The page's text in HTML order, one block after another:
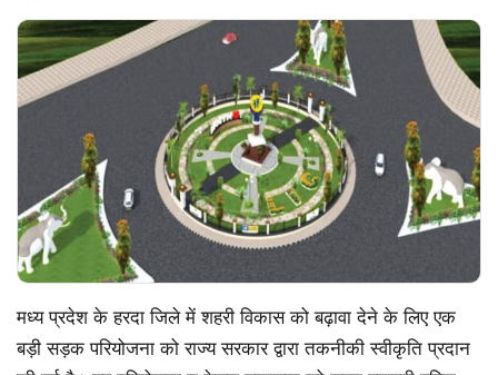
मध्य प्रदेश के हरदा जिले में शहरी विकास को बढ़ावा देने के लिए एक
बड़ी सड़क परियोजना को राज्य सरकार द्वारा तकनीकी स्वीकृति प्रदान